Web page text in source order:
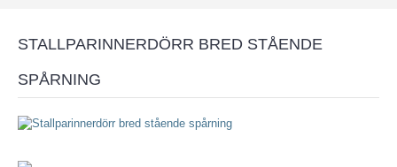
STALLPARINNERDÖRR BRED STÅENDE
SPÅRNING